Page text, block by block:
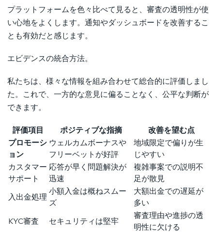
プラットフォームを色々比べて見ると、審査の透明性が使
い心地をよくします。通知やダッシュボードを改善するこ
とも有効だと感じます。
エビデンスの統合方法。
私たちは、様々な情報を組み合わせて総合的に評価しまし
た。これで、一方的な意見に偏ることなく、公平な判断が
できます。
評価項目 ポジティブな指摘
改善を望む点
プロモーシ
ョン
ウェルカムボーナスや
フリーベットが好評
地域限定で偏りが生
じやすい
カスタマー
サポート
応答が早く問題解決が
迅速
複雑事案での説明不
足が散見
入出金処理
小額入金は概ねスムー
ズ
大額出金での遅延が
多い
KYC審査
セキュリティは堅牢
審査理由や進捗の透
明性に欠ける